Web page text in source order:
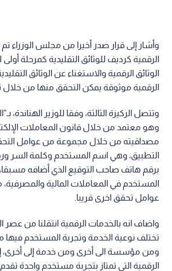
وأشار إلى قرار صدر أخيرا من مجلس الوزراء تم
الرقمية كرديف للوثائق التقليدية كمرحلة أولى
الوثائق الرقمية والاستغناء عن الوثائق
الرقمية موثوقة يمكن التحقق منها من خلال
وتتصل الركيزة الثالثة، وفقا للوزير الهناندة،
وهو معتمد من خلال قانون المعاملات
مصداقيته من خلال مجموعة من عوامل
التطبيق، وهي اسم المستخدم وكلمة السر
برقم هاتف صاحب التوقيع الذي أضافه
المستخدم في المعاملات المالية
عوامل تحقق اخرى قريبا.
واضاف انه بالخدمات الرقمية انتقلنا من عصر
تختلف نوعية الخدمة وتجربة المستخدم
ومن مؤسسة الى أخرى ومن خدمة إلى أخرى،
الرقمية التي تمتاز بتجربة مستخدم واحدة